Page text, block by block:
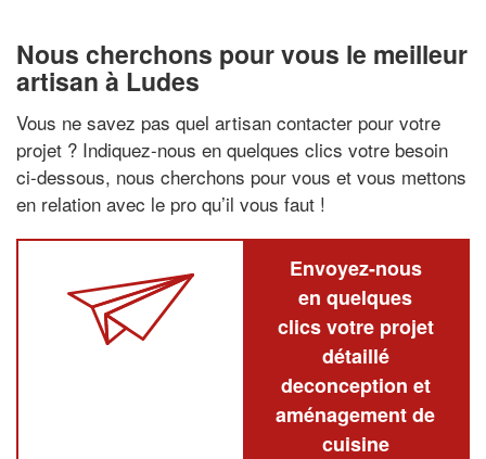
Nous cherchons pour vous le meilleur
artisan à Ludes
Vous ne savez pas quel artisan contacter pour votre
projet ? Indiquez-nous en quelques clics votre besoin
ci-dessous, nous cherchons pour vous et vous mettons
en relation avec le pro qu’il vous faut !
Envoyez-nous
en quelques
clics votre projet
détaillé
deconception et
aménagement de
cuisine